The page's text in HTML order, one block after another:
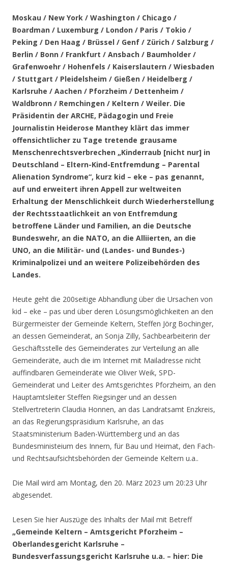
Moskau / New York / Washington / Chicago /
Boardman / Luxemburg / London / Paris / Tokio /
Peking / Den Haag / Brüssel / Genf / Zürich / Salzburg /
Berlin / Bonn / Frankfurt / Ansbach / Baumholder /
Grafenwoehr / Hohenfels / Kaiserslautern / Wiesbaden
/ Stuttgart / Pleidelsheim / Gießen / Heidelberg /
Karlsruhe / Aachen / Pforzheim / Dettenheim /
Waldbronn / Remchingen / Keltern / Weiler. Die
Präsidentin der ARCHE, Pädagogin und Freie
Journalistin Heiderose Manthey klärt das immer
offensichtlicher zu Tage tretende grausame
Menschenrechtsverbrechen „Kinderraub [nicht nur] in
Deutschland – Eltern-Kind-Entfremdung – Parental
Alienation Syndrome“, kurz kid – eke – pas genannt,
auf und erweitert ihren Appell zur weltweiten
Erhaltung der Menschlichkeit durch Wiederherstellung
der Rechtsstaatlichkeit an von Entfremdung
betroffene Länder und Familien, an die Deutsche
Bundeswehr, an die NATO, an die Alliierten, an die
UNO, an die Militär- und (Landes- und Bundes-)
Kriminalpolizei und an weitere Polizeibehörden des
Landes.
Heute geht die 200seitige Abhandlung über die Ursachen von
kid – eke – pas und über deren Lösungsmöglichkeiten an den
Bürgermeister der Gemeinde Keltern, Steffen Jörg Bochinger,
an dessen Gemeinderat, an Sonja Zilly, Sachbearbeiterin der
Geschäftsstelle des Gemeinderates zur Verteilung an alle
Gemeinderäte, auch die im Internet mit Mailadresse nicht
auffindbaren Gemeinderäte wie Oliver Weik, SPD-
Gemeinderat und Leiter des Amtsgerichtes Pforzheim, an den
Hauptamtsleiter Steffen Riegsinger und an dessen
Stellvertreterin Claudia Honnen, an das Landratsamt Enzkreis,
an das Regierungspräsidium Karlsruhe, an das
Staatsministerium Baden-Württemberg und an das
Bundesministeium des Innern, für Bau und Heimat, den Fach-
und Rechtsaufsichtsbehörden der Gemeinde Keltern u.a..
Die Mail wird am Montag, den 20. März 2023 um 20:23 Uhr
abgesendet.
Lesen Sie hier Auszüge des Inhalts der Mail mit Betreff
„Gemeinde Keltern – Amtsgericht Pforzheim –
Oberlandesgericht Karlsruhe –
Bundesverfassungsgericht Karlsruhe u.a. – hier: Die